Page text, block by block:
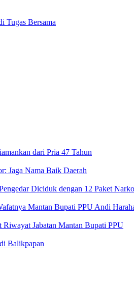
Tugas Bersama
dari Pria 47 Tahun
Jaga Nama Baik Daerah
Diciduk dengan 12 Paket
Mantan Bupati PPU Andi
Jabatan Mantan Bupati PPU
Balikpapan